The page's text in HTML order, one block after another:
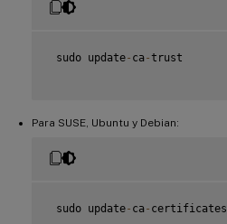
sudo update- ca-trust
Para SUSE, Ubuntu y Debian:
sudo update- ca- certificates